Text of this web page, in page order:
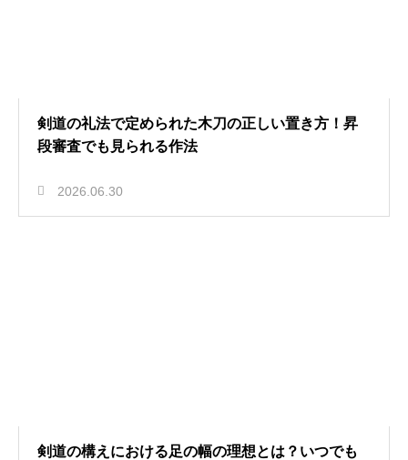
剣道の礼法で定められた木刀の正しい置き方！昇
段審査でも見られる作法
2026.06.30
剣道の構えにおける足の幅の理想とは？いつでも